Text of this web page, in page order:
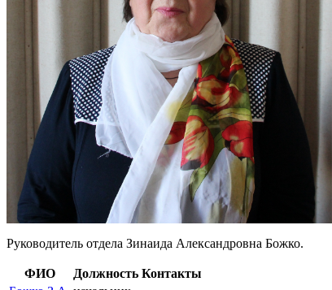
Руководитель отдела Зинаида Александровна Божко.
ФИО Должность Контакты